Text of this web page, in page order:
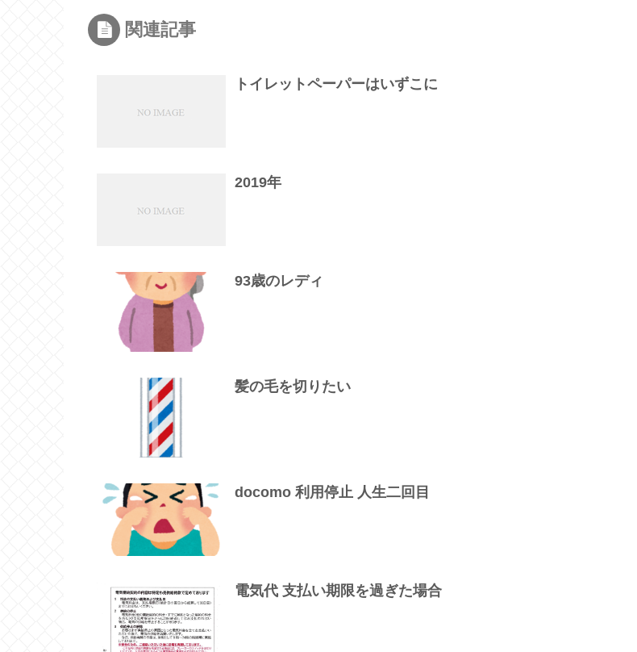
関連記事
トイレットペーパーはいずこに
2019年
93歳のレディ
髪の毛を切りたい
docomo 利用停止 人生二回目
電気代 支払い期限を過ぎた場合